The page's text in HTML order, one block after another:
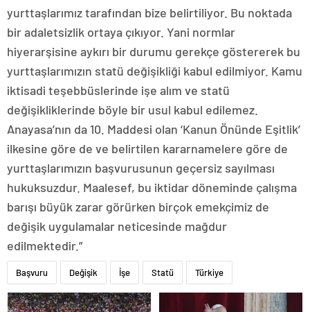
yurttaşlarımız tarafından bize belirtiliyor. Bu noktada
bir adaletsizlik ortaya çıkıyor. Yani normlar
hiyerarşisine aykırı bir durumu gerekçe göstererek bu
yurttaşlarımızın statü değişikliği kabul edilmiyor. Kamu
iktisadi teşebbüslerinde işe alım ve statü
değişikliklerinde böyle bir usul kabul edilemez.
Anayasa’nın da 10. Maddesi olan ‘Kanun Önünde Eşitlik’
ilkesine göre de ve belirtilen kararnamelere göre de
yurttaşlarımızın başvurusunun geçersiz sayılması
hukuksuzdur. Maalesef, bu iktidar döneminde çalışma
barışı büyük zarar görürken birçok emekçimiz de
değişik uygulamalar neticesinde mağdur
edilmektedir.”
Başvuru Değişik İşe Statü Türkiye